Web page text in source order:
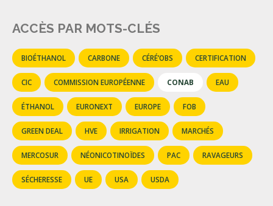
AGPM MAÏS SEMENCE
FNPSMS
CEPM
IRRIGANTS DE FRANCE
GERM-SERVICES
ACCÈS PAR MOTS-CLÉS
BIOÉTHANOL CARBONE CÉRÉ’OBS CERTIFICATION
CIC COMMISSION EUROPÉENNE CONAB EAU
ÉTHANOL EURONEXT EUROPE FOB
GREEN DEAL HVE IRRIGATION MARCHÉS
MERCOSUR NÉONICOTINOÏDES PAC RAVAGEURS
SÉCHERESSE UE USA USDA